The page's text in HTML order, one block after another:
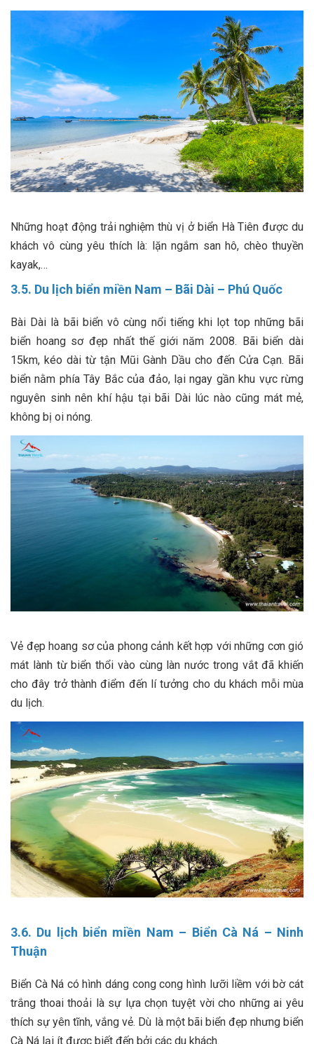
Những hoạt động trải nghiệm thù vị ở biển Hà Tiên được du
khách vô cùng yêu thích là: lặn ngắm san hô, chèo thuyền
kayak,…
3.5. Du lịch biển miền Nam – Bãi Dài – Phú Quốc
Bài Dài là bãi biển vô cùng nổi tiếng khi lọt top những bãi
biển hoang sơ đẹp nhất thế giới năm 2008. Bãi biển dài
15km, kéo dài từ tận Mũi Gành Dầu cho đến Cửa Cạn. Bãi
biển nằm phía Tây Bắc của đảo, lại ngay gần khu vực rừng
nguyên sinh nên khí hậu tại bãi Dài lúc nào cũng mát mẻ,
không bị oi nóng.
Vẻ đẹp hoang sơ của phong cảnh kết hợp với những cơn gió
mát lành từ biển thổi vào cùng làn nước trong vắt đã khiến
cho đây trở thành điểm đến lí tưởng cho du khách mỗi mùa
du lịch.
3.6. Du lịch biển miền Nam – Biển Cà Ná – Ninh
Thuận
Biển Cà Ná có hình dáng cong cong hình lưỡi liềm với bờ cát
trắng thoai thoải là sự lựa chọn tuyệt vời cho những ai yêu
thích sự yên tĩnh, vắng vẻ. Dù là một bãi biển đẹp nhưng biển
Cà Ná lại ít được biết đến bởi các du khách.